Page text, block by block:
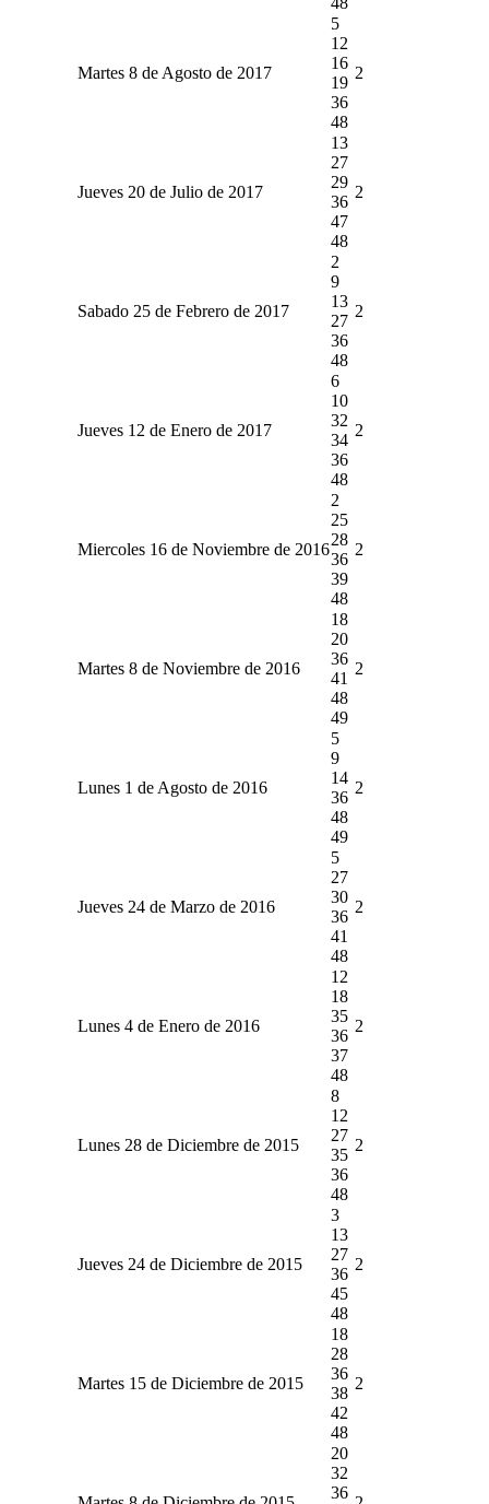
Martes 8 de Agosto de 2017
5
12
16
19
36
48
2
Jueves 20 de Julio de 2017
13
27
29
36
47
48
2
Sabado 25 de Febrero de 2017
2
9
13
27
36
48
2
Jueves 12 de Enero de 2017
6
10
32
34
36
48
2
Miercoles 16 de Noviembre de 2016
2
25
28
36
39
48
2
Martes 8 de Noviembre de 2016
18
20
36
41
48
49
2
Lunes 1 de Agosto de 2016
5
9
14
36
48
49
2
Jueves 24 de Marzo de 2016
5
27
30
36
41
48
2
Lunes 4 de Enero de 2016
12
18
35
36
37
48
2
Lunes 28 de Diciembre de 2015
8
12
27
35
36
48
2
Jueves 24 de Diciembre de 2015
3
13
27
36
45
48
2
Martes 15 de Diciembre de 2015
18
28
36
38
42
48
2
20
32
36